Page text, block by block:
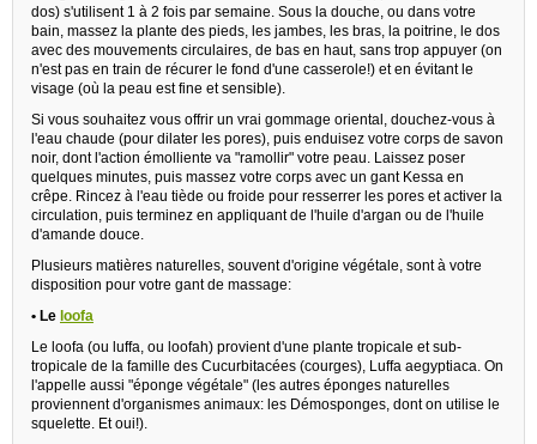
dos) s'utilisent 1 à 2 fois par semaine. Sous la douche, ou dans votre
bain, massez la plante des pieds, les jambes, les bras, la poitrine, le dos
avec des mouvements circulaires, de bas en haut, sans trop appuyer (on
n'est pas en train de récurer le fond d'une casserole!) et en évitant le
visage (où la peau est fine et sensible).
Si vous souhaitez vous offrir un vrai gommage oriental, douchez-vous à
l'eau chaude (pour dilater les pores), puis enduisez votre corps de savon
noir, dont l'action émolliente va "ramollir" votre peau. Laissez poser
quelques minutes, puis massez votre corps avec un gant Kessa en
crêpe. Rincez à l'eau tiède ou froide pour resserrer les pores et activer la
circulation, puis terminez en appliquant de l'huile d'argan ou de l'huile
d'amande douce.
Plusieurs matières naturelles, souvent d'origine végétale, sont à votre
disposition pour votre gant de massage:
• Le loofa
Le loofa (ou luffa, ou loofah) provient d'une plante tropicale et sub-
tropicale de la famille des Cucurbitacées (courges), Luffa aegyptiaca. On
l'appelle aussi "éponge végétale" (les autres éponges naturelles
proviennent d'organismes animaux: les Démosponges, dont on utilise le
squelette. Et oui!).